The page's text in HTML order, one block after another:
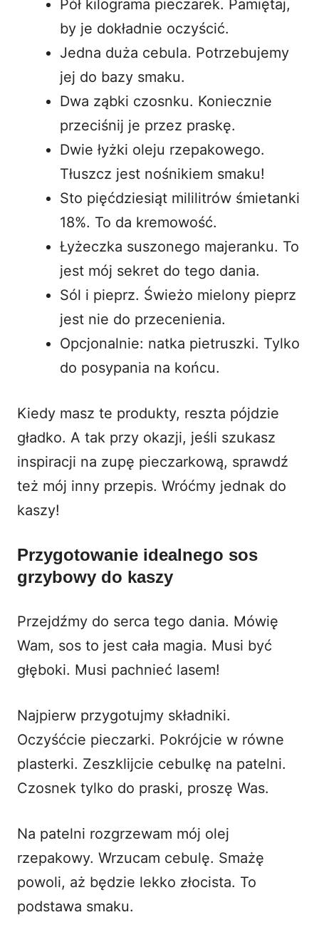
Pół kilograma pieczarek. Pamiętaj,
by je dokładnie oczyścić.
Jedna duża cebula. Potrzebujemy
jej do bazy smaku.
Dwa ząbki czosnku. Koniecznie
przeciśnij je przez praskę.
Dwie łyżki oleju rzepakowego.
Tłuszcz jest nośnikiem smaku!
Sto pięćdziesiąt mililitrów śmietanki
18%. To da kremowość.
Łyżeczka suszonego majeranku. To
jest mój sekret do tego dania.
Sól i pieprz. Świeżo mielony pieprz
jest nie do przecenienia.
Opcjonalnie: natka pietruszki. Tylko
do posypania na końcu.
Kiedy masz te produkty, reszta pójdzie
gładko. A tak przy okazji, jeśli szukasz
inspiracji na zupę pieczarkową, sprawdź
też mój inny przepis. Wróćmy jednak do
kaszy!
Przygotowanie idealnego sos
grzybowy do kaszy
Przejdźmy do serca tego dania. Mówię
Wam, sos to jest cała magia. Musi być
głęboki. Musi pachnieć lasem!
Najpierw przygotujmy składniki.
Oczyśćcie pieczarki. Pokrójcie w równe
plasterki. Zeszklijcie cebulkę na patelni.
Czosnek tylko do praski, proszę Was.
Na patelni rozgrzewam mój olej
rzepakowy. Wrzucam cebulę. Smażę
powoli, aż będzie lekko złocista. To
podstawa smaku.